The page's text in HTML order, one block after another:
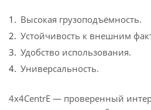
Высокая грузоподъёмность.
Устойчивость к внешним
Удобство использования.
Универсальность.
4x4CentrE — проверенный